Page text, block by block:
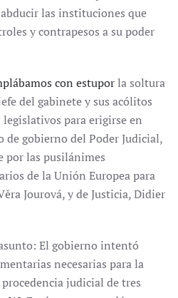
las instituciones que
y contrapesos a su poder
con estuporla soltura
del gabinete y sus acólitos
para erigirse en
de gobierno del Poder Judicial,
por las pusilánimes
de la Unión Europea para
Jourová, y de Justicia, Didier
El gobierno intentó
necesarias para la
judicial de tres